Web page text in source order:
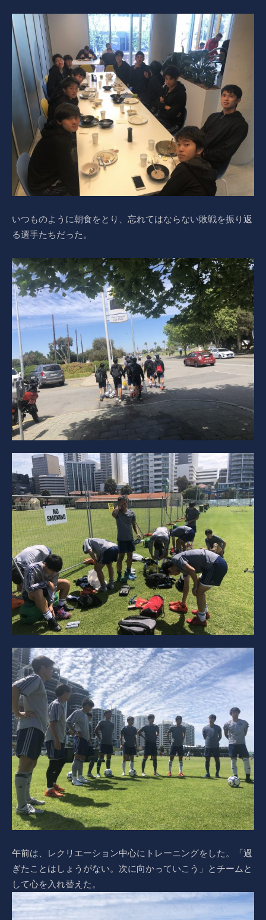
いつものように朝食をとり、忘れてはならない敗戦を振り返
る選手たちだった。
午前は、レクリエーション中心にトレーニングをした。「過
ぎたことはしょうがない。次に向かっていこう」とチームと
して心を入れ替えた。